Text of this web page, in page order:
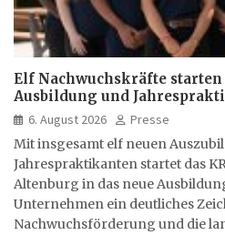
Elf Nachwuchskräfte starten
Ausbildung und
6. August 2026
Presse
Mit insgesamt elf neuen
Jahrespraktikanten startet das
Altenburg in das neue
Unternehmen ein deutliches
Nachwuchsförderung und die